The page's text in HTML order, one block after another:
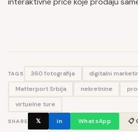
TAGS 360 fotografija
digitalni
Matterport Srbija
nekretnine
virtuelne ture
SHARE 𝕏 in WhatsApp 📋